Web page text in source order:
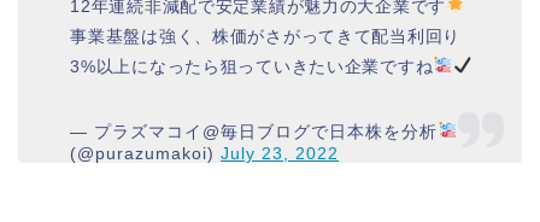
12年連続非減配で安定業績が魅力の大企業です
事業基盤は強く、株価がさがってきて配当利回り
3%以上になったら狙っていきたい企業ですね
— プラズマコイ@毎日ブログで日本株を分析
(@purazumakoi)July 23, 2022